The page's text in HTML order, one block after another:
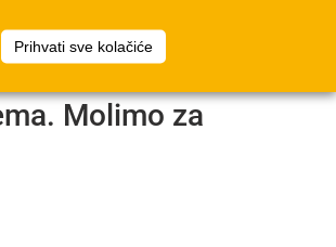
Prihvati sve kolačiće
Prijava
Molimo za